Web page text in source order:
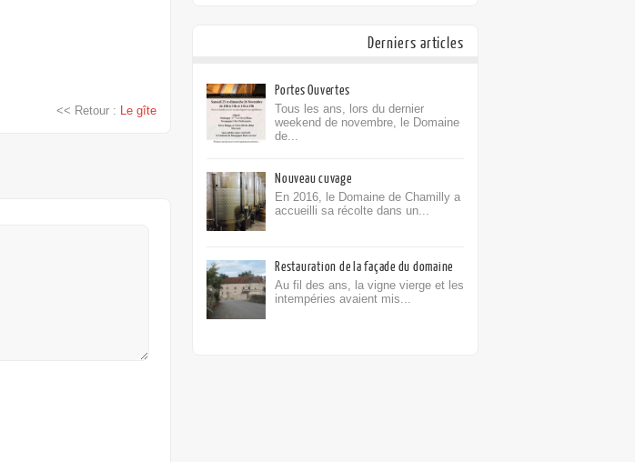
<< Retour : Le gîte
Derniers articles
Portes Ouvertes
Tous les ans, lors du dernier
weekend de novembre, le Domaine
de...
Nouveau cuvage
En 2016, le Domaine de Chamilly a
accueilli sa récolte dans un...
Restauration de la façade du domaine
Au fil des ans, la vigne vierge et les
intempéries avaient mis...